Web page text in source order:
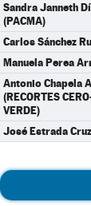
Sandra Janneth
(PACMA)
Carlos Sánchez
Manuela Perea
Antonio Chapela
(RECORTES
VERDE)
José Estrada